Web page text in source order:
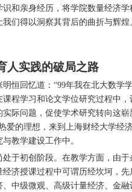
和亲身经历，将学院数量经济学
们得以洞察其背后的曲折与辉煌
人实践的破局之路
恒回忆道： “99年我在北大数学
程学习和论文学位研究过程中，
际问题，促使学术研究转向这崭
爱的理想，来到上海财经大学经
教学建设工作中。
于初创阶段。在教学方面，由于
济授课过程中可谓历经坎坷，先
中级微观、高级计量经济、金融